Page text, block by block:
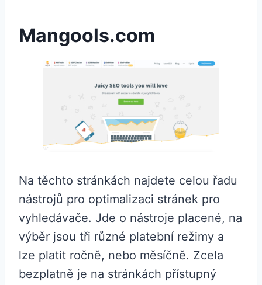
Mangools.com
Na těchto stránkách najdete celou řadu
nástrojů pro optimalizaci stránek pro
vyhledávače. Jde o nástroje placené, na
výběr jsou tři různé platební režimy a
lze platit ročně, nebo měsíčně. Zcela
bezplatně je na stránkách přístupný